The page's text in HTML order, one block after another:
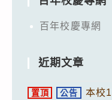
百年校慶專網
近期文章
置頂 公告
本校